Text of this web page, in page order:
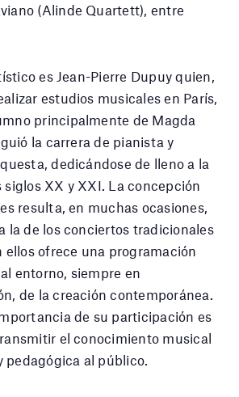
(Alinde Quartett), entre
es Jean-Pierre Dupuy quien,
estudios musicales en París,
principalmente de Magda
la carrera de pianista y
dedicándose de lleno a la
siglos XX y XXI. La concepción
resulta, en muchas ocasiones,
la de los conciertos tradicionales
ellos ofrece una programación
entorno, siempre en
de la creación contemporánea.
de su participación es
el conocimiento musical
pedagógica al público.